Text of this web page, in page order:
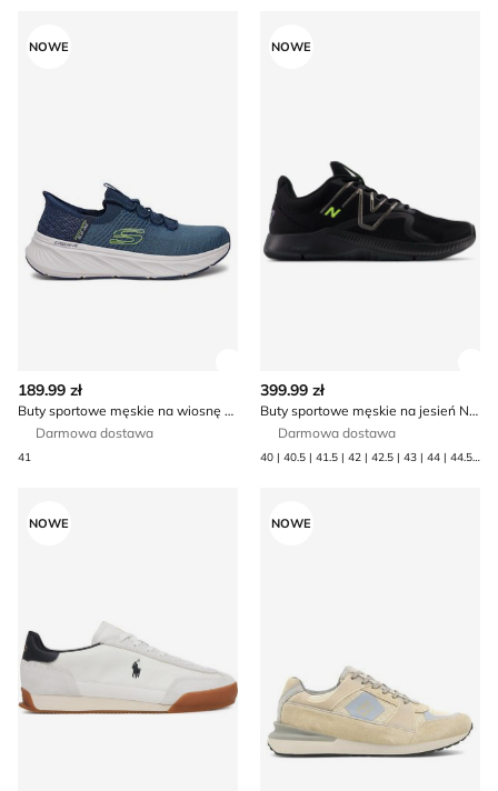
NOWE
189.99 zł
Buty sportowe męskie na wiosnę Skechers
Darmowa dostawa
41
NOWE
399.99 zł
Buty sportowe męskie na jesień New Balance
Darmowa dostawa
40 | 40.5 | 41.5 | 42 | 42.5 | 43 | 44 | 44.5 | 45 | 45.5 | 46.5 | 47.5
NOWE NOWE